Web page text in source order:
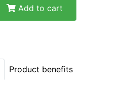
Add to cart
Product benefits